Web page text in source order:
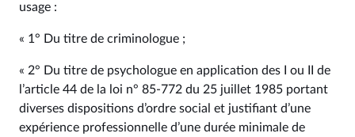
usage :
« 1° Du titre de criminologue ;
« 2° Du titre de psychologue en application des I ou II de
l’article 44 de la loi n° 85‑772 du 25 juillet 1985 portant
diverses dispositions d’ordre social et justifiant d’une
expérience professionnelle d’une durée minimale de